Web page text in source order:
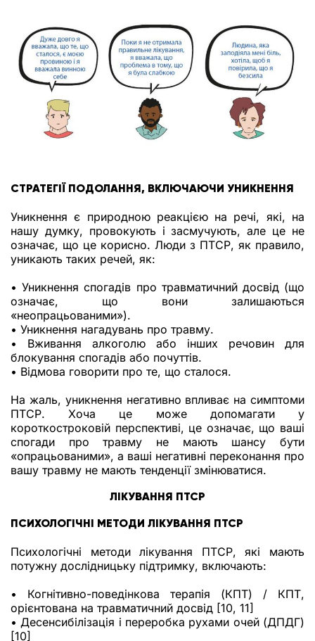
СТРАТЕГІЇ ПОДОЛАННЯ, ВКЛЮЧАЮЧИ УНИКНЕННЯ
Уникнення є природною реакцією на речі, які, на
нашу думку, провокують і засмучують, але це не
означає, що це корисно. Люди з ПТСР, як правило,
уникають таких речей, як:
• Уникнення спогадів про травматичний досвід (що
означає, що вони залишаються
«неопрацьованими»).
• Уникнення нагадувань про травму.
• Вживання алкоголю або інших речовин для
блокування спогадів або почуттів.
• Відмова говорити про те, що сталося.
На жаль, уникнення негативно впливає на симптоми
ПТСР. Хоча це може допомагати у
короткостроковій перспективі, це означає, що ваші
спогади про травму не мають шансу бути
«опрацьованими», а ваші негативні переконання про
вашу травму не мають тенденції змінюватися.
ЛІКУВАННЯ ПТСР
ПСИХОЛОГІЧНІ МЕТОДИ ЛІКУВАННЯ ПТСР
Психологічні методи лікування ПТСР, які мають
потужну дослідницьку підтримку, включають:
• Когнітивно-поведінкова терапія (КПТ) / КПТ,
орієнтована на травматичний досвід [10, 11]
• Десенсибілізація і переробка рухами очей (ДПДГ)
[10]